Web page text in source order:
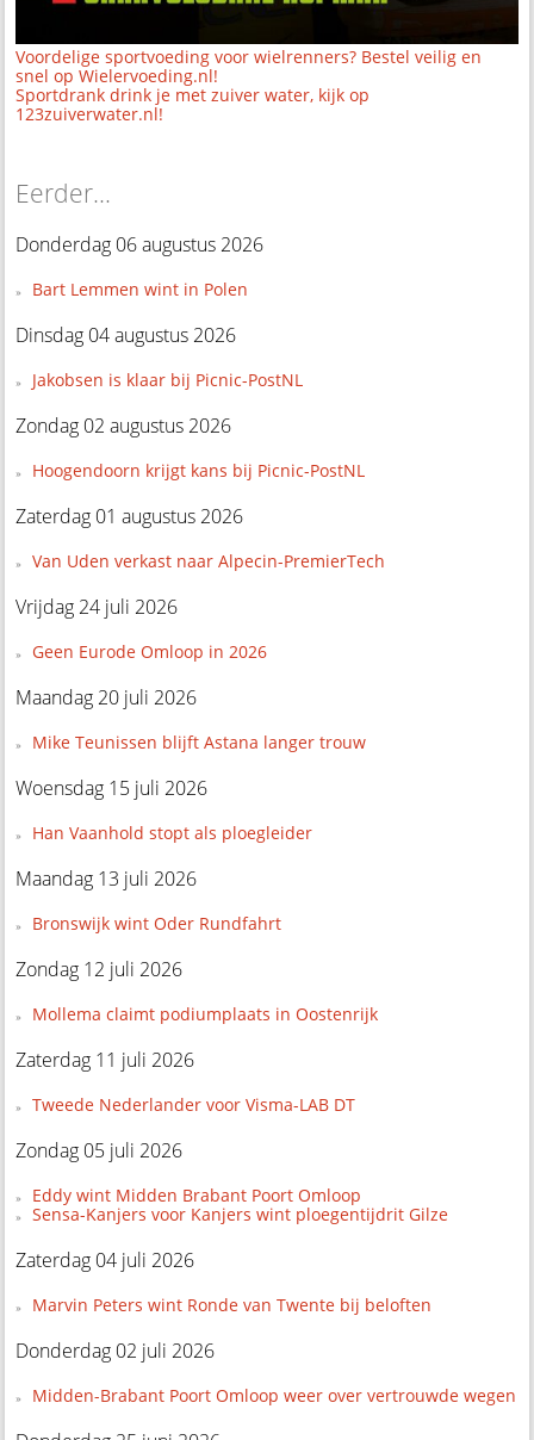
Voordelige sportvoeding voor wielrenners? Bestel veilig en
snel op Wielervoeding.nl!
Sportdrank drink je met zuiver water, kijk op
123zuiverwater.nl!
Eerder...
Donderdag 06 augustus 2026
Bart Lemmen wint in Polen
Dinsdag 04 augustus 2026
Jakobsen is klaar bij Picnic-PostNL
Zondag 02 augustus 2026
Hoogendoorn krijgt kans bij Picnic-PostNL
Zaterdag 01 augustus 2026
Van Uden verkast naar Alpecin-PremierTech
Vrijdag 24 juli 2026
Geen Eurode Omloop in 2026
Maandag 20 juli 2026
Mike Teunissen blijft Astana langer trouw
Woensdag 15 juli 2026
Han Vaanhold stopt als ploegleider
Maandag 13 juli 2026
Bronswijk wint Oder Rundfahrt
Zondag 12 juli 2026
Mollema claimt podiumplaats in Oostenrijk
Zaterdag 11 juli 2026
Tweede Nederlander voor Visma-LAB DT
Zondag 05 juli 2026
Eddy wint Midden Brabant Poort Omloop
Sensa-Kanjers voor Kanjers wint ploegentijdrit Gilze
Zaterdag 04 juli 2026
Marvin Peters wint Ronde van Twente bij beloften
Donderdag 02 juli 2026
Midden-Brabant Poort Omloop weer over vertrouwde wegen